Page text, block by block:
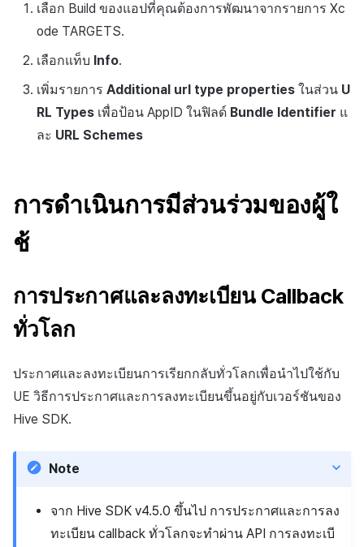
เลือก Build ของแอปที่คุณต้องการพัฒนาจากรายการ Xc
ode TARGETS.
เลือกแท็บ Info.
เพิ่มรายการ Additional url type propertiesในส่วน U
RL Typesเพื่อป้อน AppID ในฟิลด์ Bundle Identifier แ
ละ URL Schemes
การดำเนินการมีส่วนร่วมของผู้ใ
ช้
การประกาศและลงทะเบียน Callback
ทั่วโลก
ประกาศและลงทะเบียนการเรียกกลับทั่วโลกเพื่อนำไปใช้กับ
UE วิธีการประกาศและการลงทะเบียนขึ้นอยู่กับเวอร์ชันของ
Hive SDK.
Note
จาก Hive SDK v4.5.0 ขึ้นไป การประกาศและการลง
ทะเบียน callback ทั่วโลกจะทำผ่าน API การลงทะเบี